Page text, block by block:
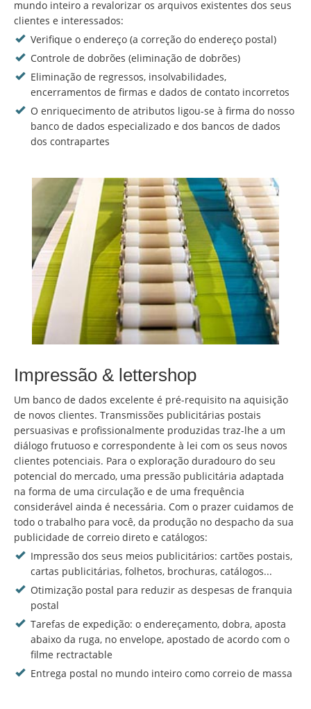
mundo inteiro a revalorizar os arquivos existentes dos seus
clientes e interessados:
Verifique o endereço (a correção do endereço postal)
Controle de dobrões (eliminação de dobrões)
Eliminação de regressos, insolvabilidades,
encerramentos de firmas e dados de contato incorretos
O enriquecimento de atributos ligou-se à firma do nosso
banco de dados especializado e dos bancos de dados
dos contrapartes
Impressão & lettershop
Um banco de dados excelente é pré-requisito na aquisição
de novos clientes. Transmissões publicitárias postais
persuasivas e profissionalmente produzidas traz-lhe a um
diálogo frutuoso e correspondente à lei com os seus novos
clientes potenciais. Para o exploração duradouro do seu
potencial do mercado, uma pressão publicitária adaptada
na forma de uma circulação e de uma frequência
considerável ainda é necessária. Com o prazer cuidamos de
todo o trabalho para você, da produção no despacho da sua
publicidade de correio direto e catálogos:
Impressão dos seus meios publicitários: cartões postais,
cartas publicitárias, folhetos, brochuras, catálogos...
Otimização postal para reduzir as despesas de franquia
postal
Tarefas de expedição: o endereçamento, dobra, aposta
abaixo da ruga, no envelope, apostado de acordo com o
filme rectractable
Entrega postal no mundo inteiro como correio de massa